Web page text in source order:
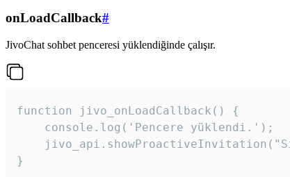
onLoadCallback#
JivoChat sohbet penceresi yüklendiğinde çalışır.
function jivo_onLoadCallback() {
    console.log('Pencere yüklendi.');
}